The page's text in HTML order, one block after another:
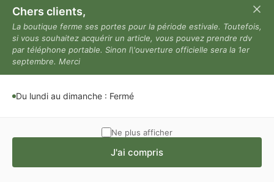
pouvez prendre rdv par téléphone portable. Sinon
l\'ouverture officielle sera la 1er septembre. Merci
Du lundi au dimanche : Fermé
Mentions légales
Politique de confidentialité
Chers clients,
La boutique ferme ses portes pour la période estivale. Toutefois,
si vous souhaitez acquérir un article, vous pouvez prendre rdv
par téléphone portable. Sinon l\'ouverture officielle sera la 1er
septembre. Merci
Du lundi au dimanche : Fermé
Ne plus afficher
J'ai compris